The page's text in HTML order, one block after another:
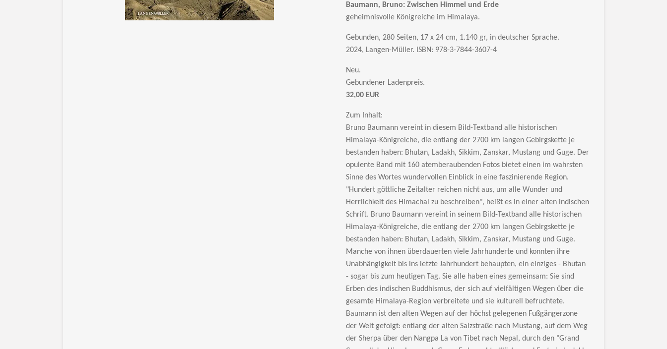
Baumann, Bruno: Zwischen Himmel und Erde
geheimnisvolle Königreiche im Himalaya.
Gebunden, 280 Seiten, 17 x 24 cm, 1.140 gr, in deutscher Sprache.
2024, Langen-Müller. ISBN: 978-3-7844-3607-4
Neu.
Gebundener Ladenpreis.
32,00 EUR
Zum Inhalt:
Bruno Baumann vereint in diesem Bild-Textband alle historischen
Himalaya-Königreiche, die entlang der 2700 km langen Gebirgskette je
bestanden haben: Bhutan, Ladakh, Sikkim, Zanskar, Mustang und Guge. Der
opulente Band mit 160 atemberaubenden Fotos bietet einen im wahrsten
Sinne des Wortes wundervollen Einblick in eine faszinierende Region.
"Hundert göttliche Zeitalter reichen nicht aus, um alle Wunder und
Herrlichkeit des Himachal zu beschreiben", heißt es in einer alten indischen
Schrift. Bruno Baumann vereint in seinem Bild-Textband alle historischen
Himalaya-Königreiche, die entlang der 2700 km langen Gebirgskette je
bestanden haben: Bhutan, Ladakh, Sikkim, Zanskar, Mustang und Guge.
Manche von ihnen überdauerten viele Jahrhunderte und konnten ihre
Unabhängigkeit bis ins letzte Jahrhundert behaupten, ein einziges - Bhutan
- sogar bis zum heutigen Tag. Sie alle haben eines gemeinsam: Sie sind
Erben des indischen Buddhismus, der sich auf vielfältigen Wegen über die
gesamte Himalaya-Region verbreitete und sie kulturell befruchtete.
Baumann ist den alten Wegen auf der höchst gelegenen Fußgängerzone
der Welt gefolgt: entlang der alten Salzstraße nach Mustang, auf dem Weg
der Sherpa über den Nangpa La von Tibet nach Nepal, durch den "Grand